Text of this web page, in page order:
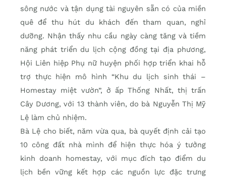
sông nước và tận dụng tài nguyên sẵn có của miền
quê để thu hút du khách đến tham quan, nghỉ
dưỡng. Nhận thấy nhu cầu ngày càng tăng và tiềm
năng phát triển du lịch cộng đồng tại địa phương,
Hội Liên hiệp Phụ nữ huyện phối hợp triển khai hỗ
trợ thực hiện mô hình “Khu du lịch sinh thái –
Homestay miệt vườn”, ở ấp Thống Nhất, thị trấn
Cây Dương, với 13 thành viên, do bà Nguyễn Thị Mỹ
Lệ làm chủ nhiệm.
Bà Lệ cho biết, năm vừa qua, bà quyết định cải tạo
10 công đất nhà mình để hiện thực hóa ý tưởng
kinh doanh homestay, với mục đích tạo điểm du
lịch bền vững kết hợp các nguồn lực đặc trưng